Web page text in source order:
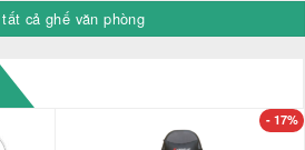
cả ghế văn phòng
- 17%